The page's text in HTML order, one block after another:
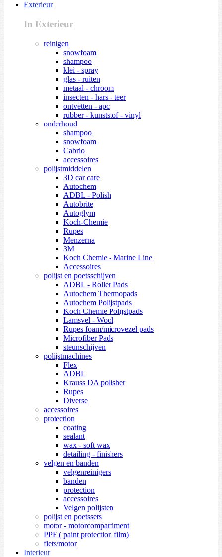
Exterieur
In Exterieur
reinigen
snowfoam
shampoo
klei - spray
glas - ruiten
metaal - chroom
insecten - hars - teer
ontvetten - apc
rubber - kunststof - vinyl
onderhoud
shampoo
snowfoam
Cabrio
accessoires
polijstmiddelen
3D car care
Autochem
ADBL - Polish
Autobrite
Autoglym
Koch-Chemie
Rupes
Menzerna
3M
Koch Chemie - Marine Line
Accessoires
polijst en poetsschijven
ADBL - Roller Pads
Autochem Thermopads
Autochem Polijstpads
Koch Chemie Polijstpads
Lamsvel - Wool
Rupes foam/microvezel pads
Microfiber Pads
steunschijven
polijstmachines
Flex
ADBL
Krauss DA polisher
Rupes
Diverse
accessoires
protection
coating
sealant
wax - soft wax
detailing - finishers
velgen en banden
velgenreinigers
banden
protection
accessoires
Velgen polijsten
polijst en poetssets
motor - motorcompartiment
PPF ( paint protection film)
fiets/motor
Interieur